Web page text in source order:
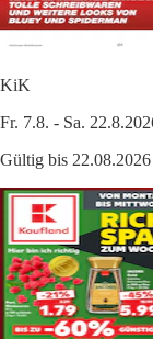
KiK
Fr. 7.8. - Sa.
Gültig bis 22.08.2026